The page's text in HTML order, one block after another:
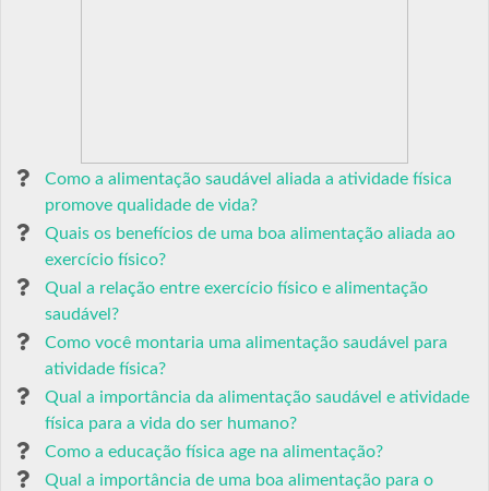
Como a alimentação saudável aliada a atividade física
promove qualidade de vida?
Quais os benefícios de uma boa alimentação aliada ao
exercício físico?
Qual a relação entre exercício físico e alimentação
saudável?
Como você montaria uma alimentação saudável para
atividade física?
Qual a importância da alimentação saudável e atividade
física para a vida do ser humano?
Como a educação física age na alimentação?
Qual a importância de uma boa alimentação para o